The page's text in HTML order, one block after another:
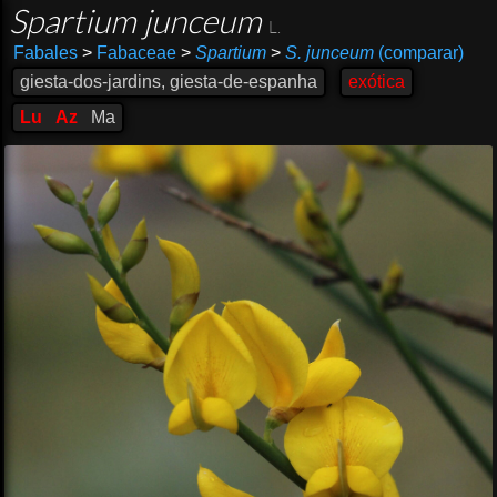
Spartium junceum
Fabales >Fabaceae > Spartium > S. junceum(comparar)
giesta-dos-jardins, giesta-de-espanha
exótica
Lu
Az Ma